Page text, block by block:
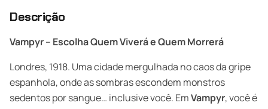
Descrição
Vampyr – Escolha Quem Viverá e Quem Morrerá
Londres, 1918. Uma cidade mergulhada no caos da gripe
espanhola, onde as sombras escondem monstros
sedentos por sangue… inclusive você. EmVampyr, você é